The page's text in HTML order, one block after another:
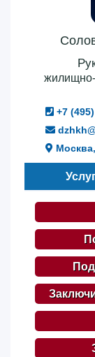
жилищно-
+7